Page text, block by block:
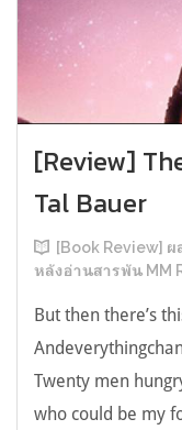
[Review]
Tal Bauer
[Book Review]
หลังอ่านสารพัน MM
But then there’s
Twenty men
who could be my